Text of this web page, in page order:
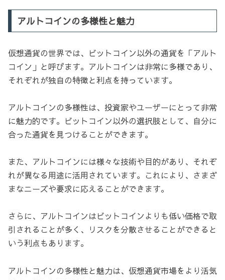
アルトコインの多様性と魅力
仮想通貨の世界では、ビットコイン以外の通貨を「アルト
コイン」と呼びます。アルトコインは非常に多様であり、
それぞれが独自の特徴と利点を持っています。
アルトコインの多様性は、投資家やユーザーにとって非常
に魅力的です。ビットコイン以外の選択肢として、自分に
合った通貨を見つけることができます。
また、アルトコインには様々な技術や目的があり、それぞ
れが異なる用途に活用されています。これにより、さまざ
まなニーズや要求に応えることができます。
さらに、アルトコインはビットコインよりも低い価格で取
引されることが多く、リスクを分散させることができると
いう利点もあります。
アルトコインの多様性と魅力は、仮想通貨市場をより活気